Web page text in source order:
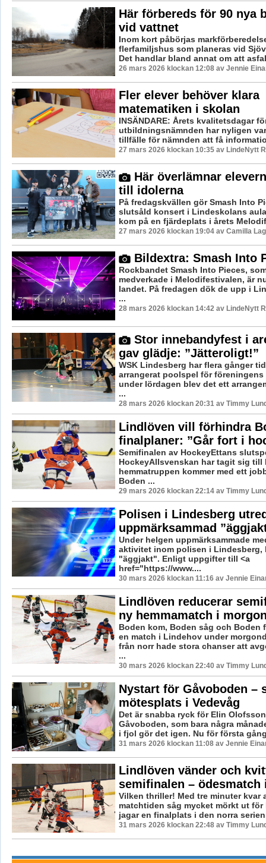
Här förbereds för 90 nya
vid vattnet
Inom kort påbörjas
flerfamiljshus som planeras vid
Det handlar bland annat om att
26 mars 2026 klockan 12:08 av Jennie
Fler elever behöver klara
matematiken i skolan
INSÄNDARE: Årets kvalitetsdagar
utbildningsnämnden har nyligen
tillfälle för nämnden att få
27 mars 2026 klockan 10:35 av LindeNytt
Här överlämnar
till idolerna
På fredagskvällen gör Smash Into
slutsåld konsert i Lindeskolans
kom på en fjärdeplats i årets
27 mars 2026 klockan 19:04 av Camilla
Bildextra: Smash Into
Rockbandet Smash Into Pieces,
medverkade i Melodifestivalen, är
landet. På fredagen dök de upp i
...
28 mars 2026 klockan 14:42 av LindeNytt
Stor innebandyfest i
gav glädje: ”Jätteroligt!”
WSK Lindesberg har flera gånger
arrangerat poolspel för föreningens
under lördagen blev det ett
...
28 mars 2026 klockan 20:31 av Timmy
Lindlöven vill förhindra
finalplaner: ”Går fort i
Semifinalen av HockeyEttans
HockeyAllsvenskan har tagit sig till
hemmatruppen kommer med ett
Boden ...
29 mars 2026 klockan 22:14 av Timmy
Polisen i Lindesberg
uppmärksammad
Under helgen uppmärksammade
aktivitet inom polisen i Lindesberg,
"äggjakt". Enligt uppgifter till <a
href="https://www....
30 mars 2026 klockan 11:16 av Jennie
Lindlöven reducerar
ny hemmamatch i
Boden kom, Boden såg och Boden
en match i Lindehov under
från norr hade stora chanser att
...
30 mars 2026 klockan 22:40 av Timmy
Nystart för Gåvoboden –
mötesplats i Vedevåg
Det är snabba ryck för Elin
Gåvoboden, som bara några
i fjol gör det igen. Nu för första
31 mars 2026 klockan 11:08 av Jennie
Lindlöven vänder och
semifinalen – ödesmatch
Vilken thriller! Med tre minuter kvar
matchtiden såg mycket mörkt ut
jagar en finalplats i den norra
31 mars 2026 klockan 22:48 av Timmy